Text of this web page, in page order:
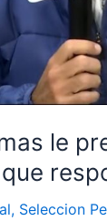
le
, Seleccion